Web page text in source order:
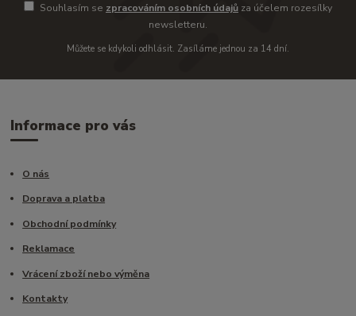
Souhlasím se zpracováním osobních údajůza účelem rozesílky
newsletteru.
Můžete se kdykoli odhlásit. Zasíláme jednou za 14 dní.
Informace pro vás
O nás
Doprava a platba
Obchodní podmínky
Reklamace
Vrácení zboží nebo výměna
Kontakty